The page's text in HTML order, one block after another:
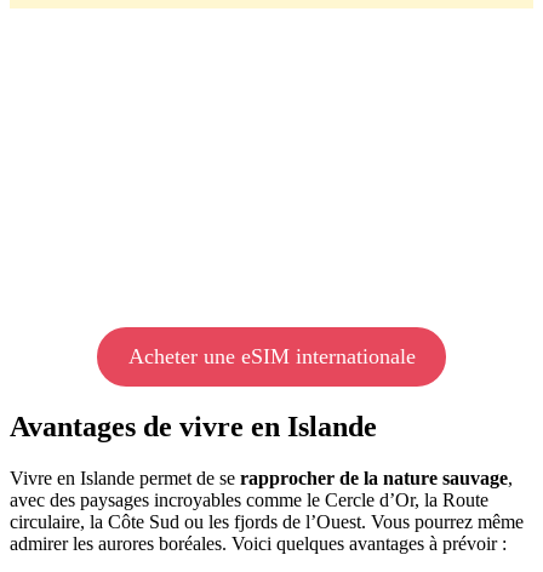
Acheter une eSIM internationale
Avantages de vivre en Islande
Vivre en Islande permet de se rapprocher de la nature sauvage,
avec des paysages incroyables comme le Cercle d’Or, la Route
circulaire, la Côte Sud ou les fjords de l’Ouest. Vous pourrez même
admirer les aurores boréales. Voici quelques avantages à prévoir :